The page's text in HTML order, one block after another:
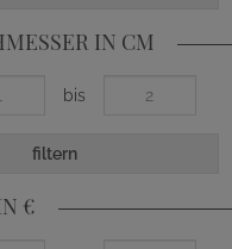
IN CM
bis
filtern
€